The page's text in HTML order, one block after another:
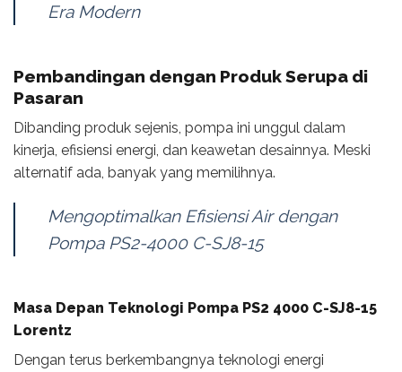
Era Modern
Pembandingan dengan Produk Serupa di
Pasaran
Dibanding produk sejenis, pompa ini unggul dalam
kinerja, efisiensi energi, dan keawetan desainnya. Meski
alternatif ada, banyak yang memilihnya.
Mengoptimalkan Efisiensi Air dengan
Pompa PS2-4000 C-SJ8-15
Masa Depan Teknologi Pompa PS2 4000 C-SJ8-15
Lorentz
Dengan terus berkembangnya teknologi energi